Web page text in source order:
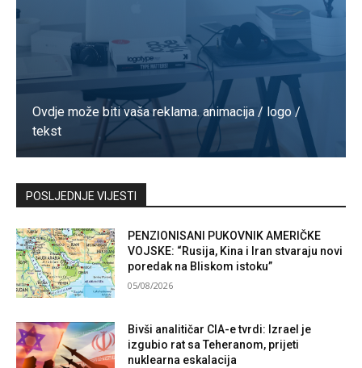
Ovdje može biti vaša reklama. animacija / logo /
tekst
Kontaktirajte nas
POSLJEDNJE VIJESTI
PENZIONISANI PUKOVNIK AMERIČKE
VOJSKE: “Rusija, Kina i Iran stvaraju novi
poredak na Bliskom istoku”
05/08/2026
Bivši analitičar CIA-e tvrdi: Izrael je
izgubio rat sa Teheranom, prijeti
nuklearna eskalacija